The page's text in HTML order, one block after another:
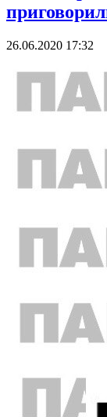
26.06.2020 17:32